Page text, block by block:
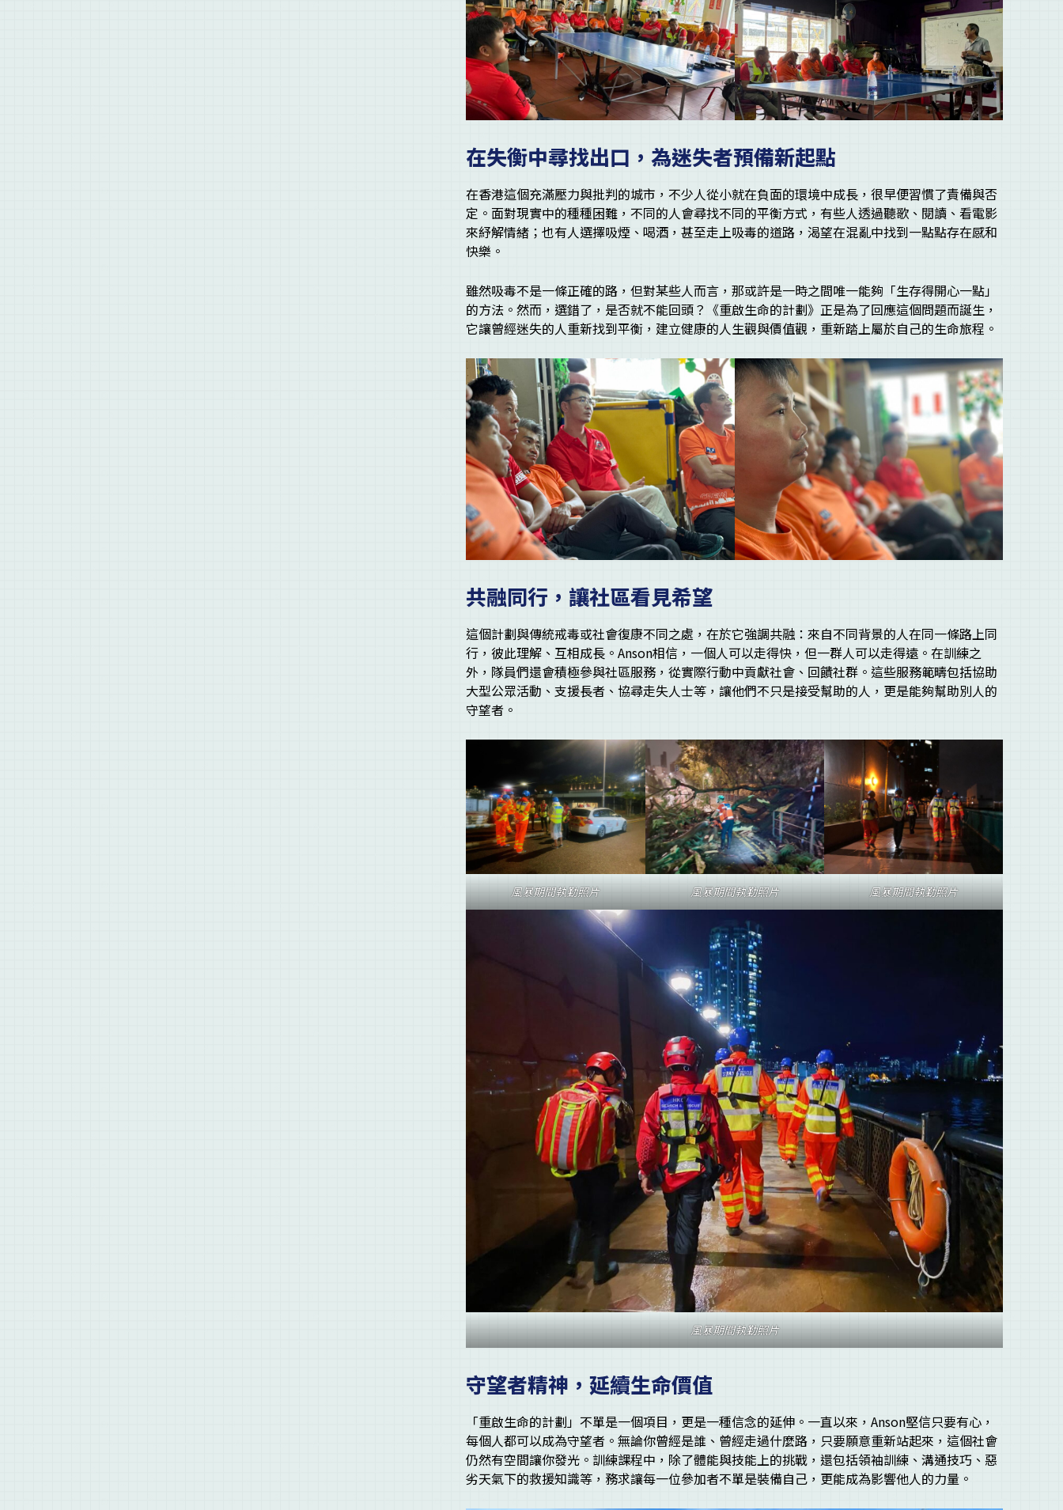
在失衡中尋找出口，為迷失者預備新起點
在香港這個充滿壓力與批判的城市，不少人從小就在負面的環境中成長，很早便習慣了責備與否
定。面對現實中的種種困難，不同的人會尋找不同的平衡方式，有些人透過聽歌、閱讀、看電影
來紓解情緒；也有人選擇吸煙、喝酒，甚至走上吸毒的道路，渴望在混亂中找到一點點存在感和
快樂。
雖然吸毒不是一條正確的路，但對某些人而言，那或許是一時之間唯一能夠「生存得開心一點」
的方法。然而，選錯了，是否就不能回頭？《重啟生命的計劃》正是為了回應這個問題而誕生，
它讓曾經迷失的人重新找到平衡，建立健康的人生觀與價值觀，重新踏上屬於自己的生命旅程。
共融同行，讓社區看見希望
這個計劃與傳統戒毒或社會復康不同之處，在於它強調共融：來自不同背景的人在同一條路上同
行，彼此理解、互相成長。Anson相信，一個人可以走得快，但一群人可以走得遠。在訓練之
外，隊員們還會積極參與社區服務，從實際行動中貢獻社會、回饋社群。這些服務範疇包括協助
大型公眾活動、支援長者、協尋走失人士等，讓他們不只是接受幫助的人，更是能夠幫助別人的
守望者。
風暴期間執勤照片 風暴期間執勤照片 風暴期間執勤照片
風暴期間執勤照片
守望者精神，延續生命價值
「重啟生命的計劃」不單是一個項目，更是一種信念的延伸。一直以來，Anson堅信只要有心，
每個人都可以成為守望者。無論你曾經是誰、曾經走過什麼路，只要願意重新站起來，這個社會
仍然有空間讓你發光。訓練課程中，除了體能與技能上的挑戰，還包括領袖訓練、溝通技巧、惡
劣天氣下的救援知識等，務求讓每一位參加者不單是裝備自己，更能成為影響他人的力量。